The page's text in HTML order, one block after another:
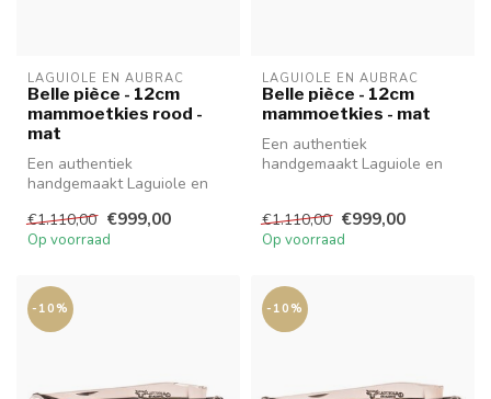
LAGUIOLE EN AUBRAC
Belle pièce - 12cm
mammoetkies rood -
mat
Een authentiek
handgemaakt Laguiole en
hoge kwaliteit...
€1.110,00 €999,00
Op voorraad
LAGUIOLE EN AUBRAC
Belle pièce - 12cm
mammoetkies - mat
Een authentiek
handgemaakt Laguiole en
€1.110,00 €999,00
Op voorraad
-10% -10%